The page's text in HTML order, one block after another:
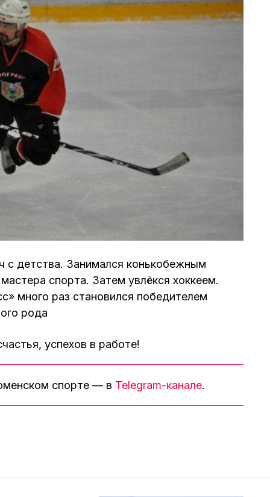
с детства. Занимался конькобежным
спорта. Затем увлёкся хоккеем.
много раз становился победителем
рода
успехов в работе!
спорте — в Telegram-канале.